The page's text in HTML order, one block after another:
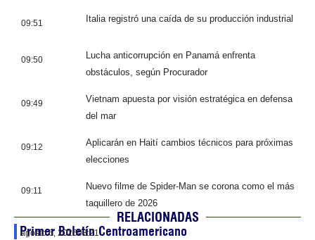
09:51 Italia registró una caída de su producción industrial
09:50
Lucha anticorrupción en Panamá enfrenta
obstáculos, según Procurador
09:49
Vietnam apuesta por visión estratégica en defensa
del mar
09:12
Aplicarán en Haití cambios técnicos para próximas
elecciones
09:11
Nuevo filme de Spider-Man se corona como el más
taquillero de 2026
RELACIONADAS
Primer Boletín Centroamericano
agosto 6, 202608:21